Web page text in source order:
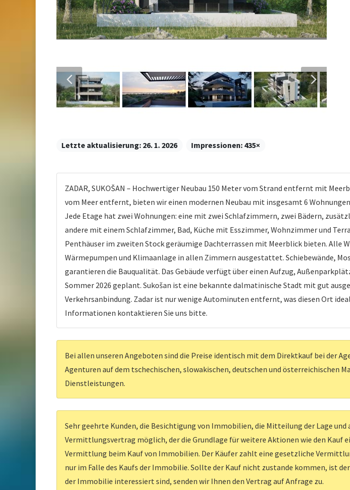
Letzte aktualisierung: 26. 1. 2026 Impressionen: 435×
ZADAR, SUKOŠAN – Hochwertiger Neubau 150 Meter vom Strand entfernt mit
vom Meer entfernt, bieten wir einen modernen Neubau mit insgesamt 6
Jede Etage hat zwei Wohnungen: eine mit zwei Schlafzimmern, zwei Bädern,
andere mit einem Schlafzimmer, Bad, Küche mit Esszimmer, Wohnzimmer und
Penthäuser im zweiten Stock geräumige Dachterrassen mit Meerblick bieten. Alle
Wärmepumpen und Klimaanlage in allen Zimmern ausgestattet. Schiebewände,
garantieren die Bauqualität. Das Gebäude verfügt über einen Aufzug,
Sommer 2026 geplant. Sukošan ist eine bekannte dalmatinische Stadt mit gut
Verkehrsanbindung. Zadar ist nur wenige Autominuten entfernt, was diesen Ort
Informationen kontaktieren Sie uns bitte.
Bei allen unseren Angeboten sind die Preise identisch mit dem Direktkauf bei der
Agenturen auf dem tschechischen, slowakischen, deutschen und österreichischen
Dienstleistungen.
Sehr geehrte Kunden, die Besichtigung von Immobilien, die Mitteilung der Lage
Vermittlungsvertrag möglich, der die Grundlage für weitere Aktionen wie den
Vermittlung beim Kauf von Immobilien. Der Käufer zahlt eine gesetzliche
nur im Falle des Kaufs der Immobilie. Sollte der Kauf nicht zustande kommen, ist
der Immobilie interessiert sind, senden wir Ihnen den Vertrag auf Anfrage zu.